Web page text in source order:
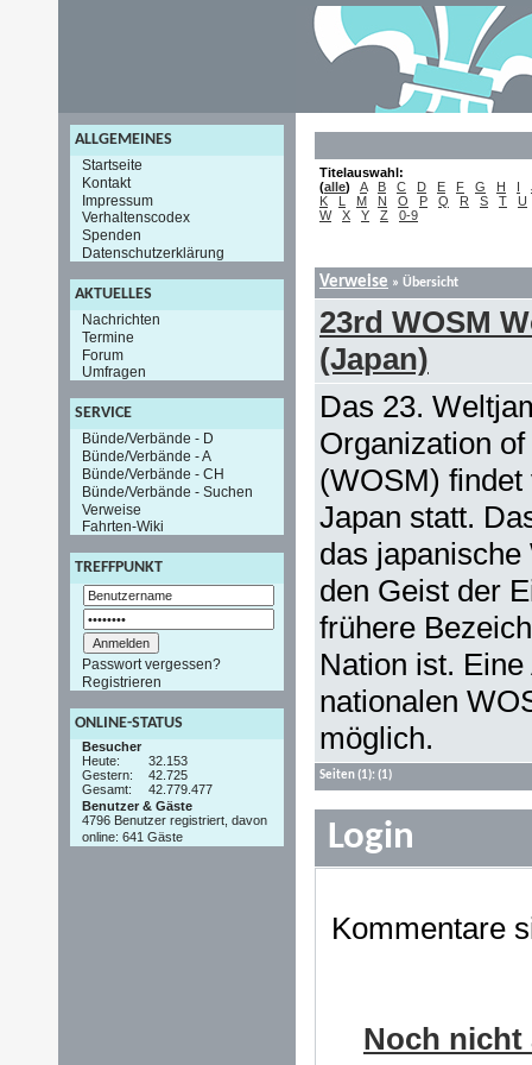
ALLGEMEINES
Startseite
Kontakt
Impressum
Verhaltenscodex
Spenden
Datenschutzerklärung
AKTUELLES
Nachrichten
Termine
Forum
Umfragen
SERVICE
Bünde/Verbände - D
Bünde/Verbände - A
Bünde/Verbände - CH
Bünde/Verbände - Suchen
Verweise
Fahrten-Wiki
TREFFPUNKT
Passwort vergessen?
Registrieren
ONLINE-STATUS
Besucher
Heute:
32.153
Gestern:
42.725
Gesamt:
42.779.477
Benutzer & Gäste
4796 Benutzer registriert, davon
online: 641 Gäste
Titelauswahl:
(alle) A B C D E F G H I
K
L M N O P Q R S T
U
W
X Y Z 0-9
Verweise » Übersicht
23rd WOSM
(Japan)
Das 23.
Organization
(WOSM) findet
Japan statt.
das
den Geist der
frühere
Nation ist.
nationalen
möglich.
Seiten(1): (1)
Login
Kommentare
Noch nicht